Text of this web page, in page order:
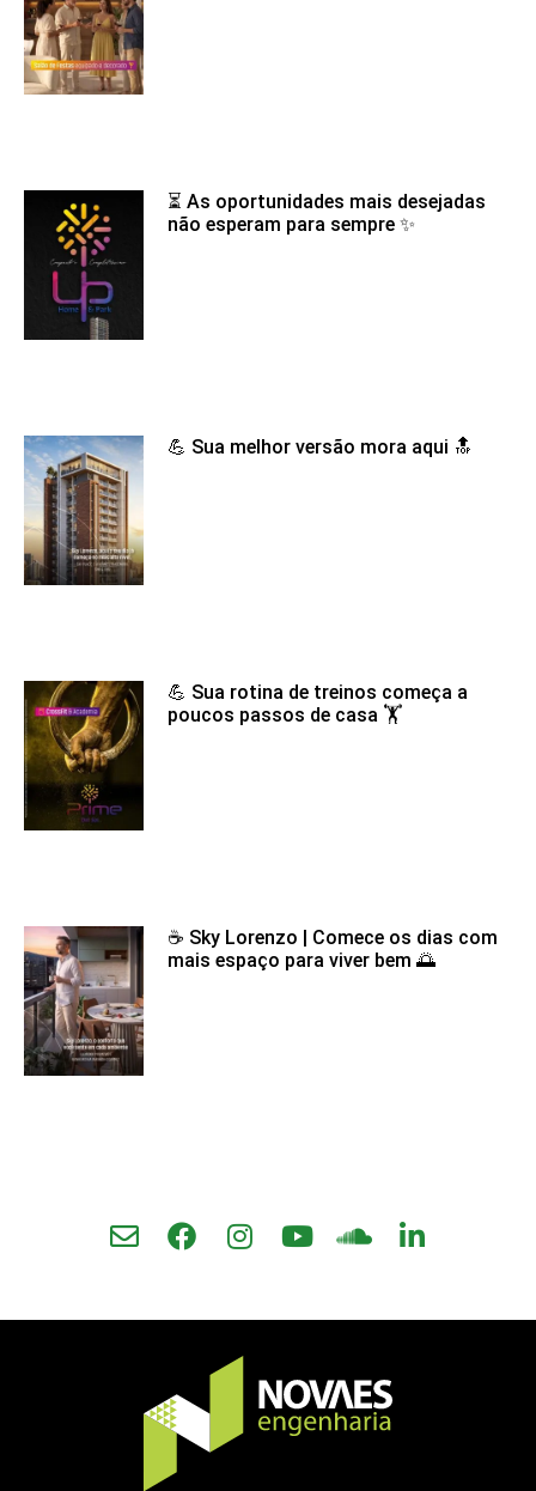
⏳ As oportunidades mais desejadas
não esperam para sempre ✨
💪 Sua melhor versão mora aqui 🔝
💪 Sua rotina de treinos começa a
poucos passos de casa 🏋️
☕ Sky Lorenzo | Comece os dias com
mais espaço para viver bem 🌅